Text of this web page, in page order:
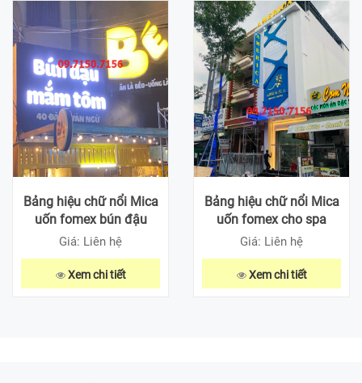
Bảng hiệu chữ nổi Mica
uốn fomex bún đậu
Giá: Liên hệ
Xem chi tiết
Bảng hiệu chữ nổi Mica
uốn fomex cho spa
Giá: Liên hệ
Xem chi tiết